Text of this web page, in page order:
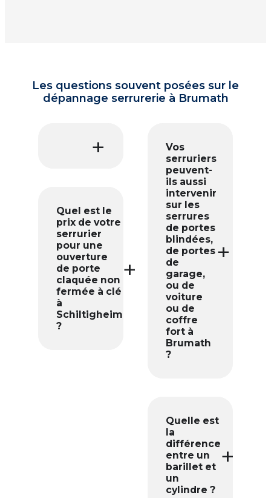
Les questions souvent posées sur le
dépannage serrurerie à Brumath
Quel est le
prix de votre
serrurier
pour une
ouverture
de porte
claquée non
fermée à clé
à
Schiltigheim
?
Vos
serruriers
peuvent-
ils aussi
intervenir
sur les
serrures
de portes
blindées,
de portes
de
garage,
ou de
voiture
ou de
coffre
fort à
Brumath
?
Quelle est
la
différence
entre un
barillet et
un
cylindre ?